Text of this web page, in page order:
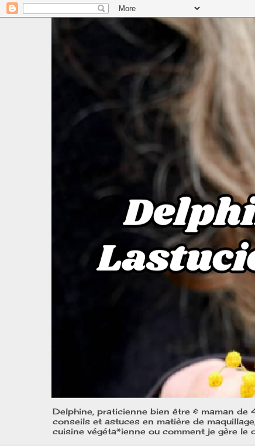
Delphine, praticienne bien être & maman
conseils et astuces en matière de
cuisine végéta*ienne ou comment je gère le